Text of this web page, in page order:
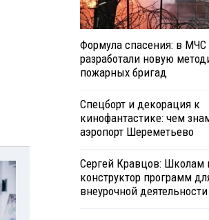
Формула спасения: в МЧС
разработали новую
пожарных бригад
Спецборт и декорация к
кинофантастике: чем
аэропорт Шереметьево
Сергей Кравцов: Школам
конструктор программ
внеурочной деятельности